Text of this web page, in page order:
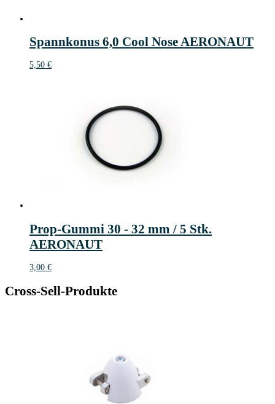
Spannkonus 6,0 Cool Nose AERONAUT
5,50 €
Prop-Gummi 30 - 32 mm / 5 Stk.
AERONAUT
3,00 €
Cross-Sell-Produkte